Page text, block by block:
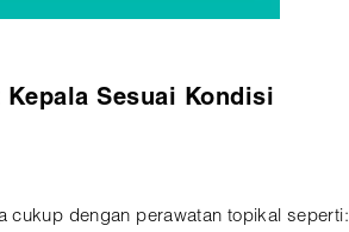
Sesuai Kondisi
cukup dengan perawatan topikal seperti: